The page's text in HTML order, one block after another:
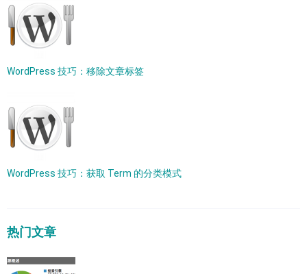
WordPress 技巧：移除文章标签
WordPress 技巧：获取 Term 的分类模式
热门文章